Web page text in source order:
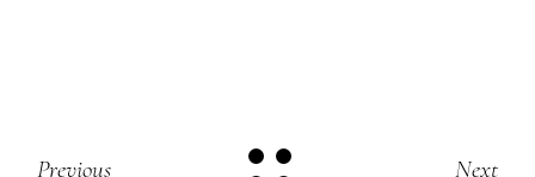
Previous Next